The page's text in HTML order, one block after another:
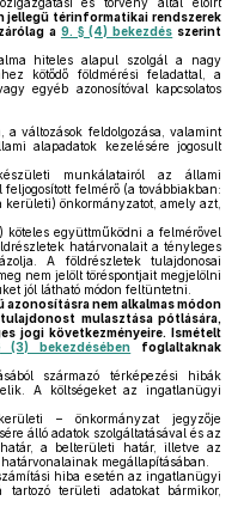
jellegű térinformatikai rendszerek
a 9. § (4) bekezdés szerint
hiteles alapul szolgál a nagy
kötődő földmérési feladattal, a
egyéb azonosítóval kapcsolatos
a változások feldolgozása, valamint
alapadatok kezelésére jogosult
munkálatairól az állami
felmérő (a továbbiakban:
önkormányzatot, amely azt,
köteles együttműködni a felmérővel
határvonalait a tényleges
A földrészletek tulajdonosai
nem jelölt töréspontjait megjelölni
jól látható módon feltüntetni.
azonosításra nem alkalmas módon
mulasztása pótlására,
jogi következményeire. Ismételt
(3) bekezdésében foglaltaknak
származó térképezési hibák
A költségeket az ingatlanügyi
– önkormányzat jegyzője
álló adatok szolgáltatásával és az
a belterületi határ, illetve az
megállapításában.
hiba esetén az ingatlanügyi
területi adatokat bármikor,